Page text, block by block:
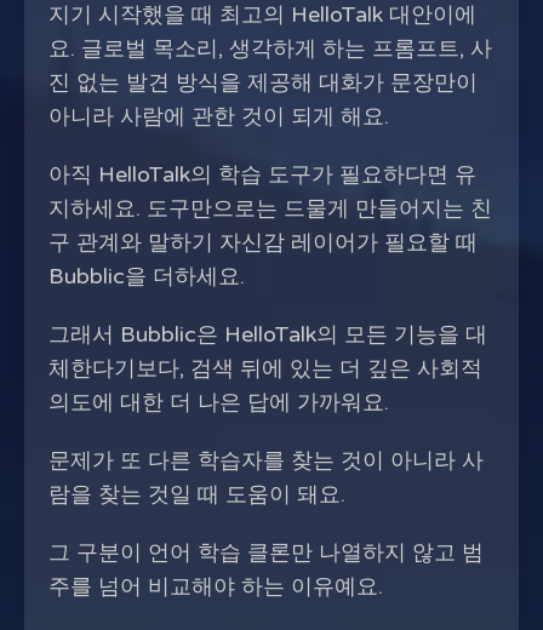
지기 시작했을 때 최고의 HelloTalk 대안이에
요. 글로벌 목소리, 생각하게 하는 프롬프트, 사
진 없는 발견 방식을 제공해 대화가 문장만이
아니라 사람에 관한 것이 되게 해요.
아직 HelloTalk의 학습 도구가 필요하다면 유
지하세요. 도구만으로는 드물게 만들어지는 친
구 관계와 말하기 자신감 레이어가 필요할 때
Bubblic을 더하세요.
그래서 Bubblic은 HelloTalk의 모든 기능을 대
체한다기보다, 검색 뒤에 있는 더 깊은 사회적
의도에 대한 더 나은 답에 가까워요.
문제가 또 다른 학습자를 찾는 것이 아니라 사
람을 찾는 것일 때 도움이 돼요.
그 구분이 언어 학습 클론만 나열하지 않고 범
주를 넘어 비교해야 하는 이유예요.